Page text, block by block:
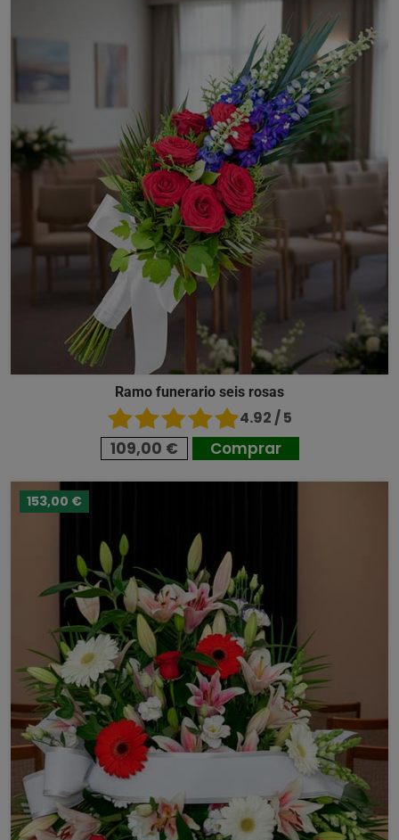
Ramo funerario seis rosas
4.92 / 5
109,00 € Comprar
153,00 €